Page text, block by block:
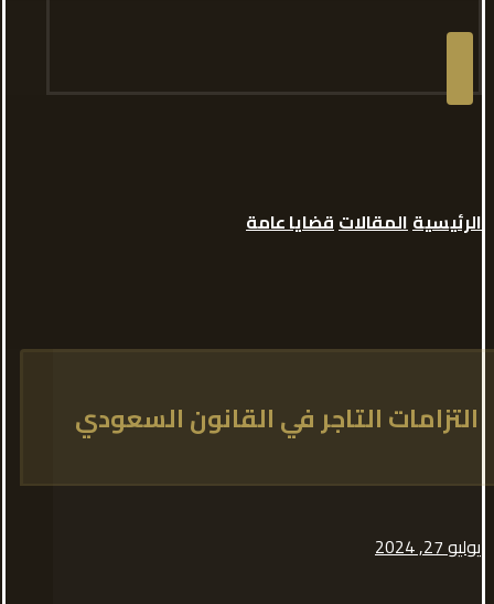
الرئيسيةالمقالاتقضايا عامة
التزامات التاجر في القانون السعودي
يوليو 27, 2024